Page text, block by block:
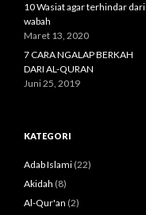
10 Wasiat agar terhindar dari
wabah
Maret 13, 2020
7 CARA NGALAP BERKAH
DARI AL-QURAN
Juni 25, 2019
KATEGORI
Adab Islami (22)
Akidah (8)
Al-Qur'an (2)